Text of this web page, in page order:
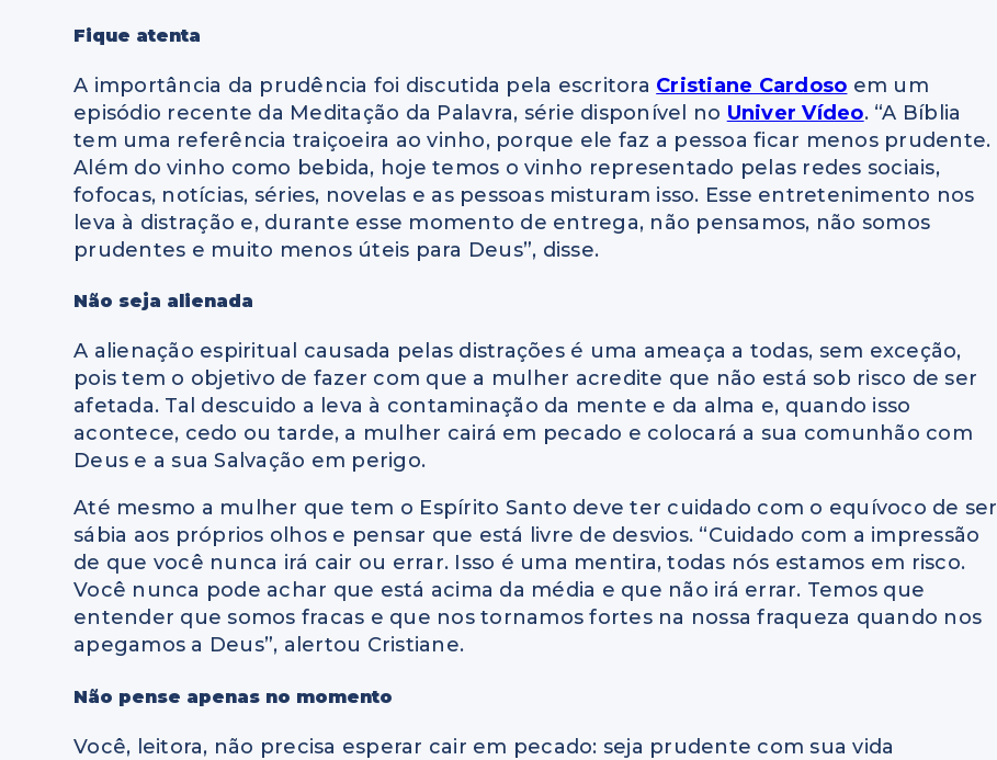
Fique atenta
A importância da prudência foi discutida pela escritora Cristiane Cardoso em um
episódio recente da Meditação da Palavra, série disponível no Univer Vídeo. “A Bíblia
tem uma referência traiçoeira ao vinho, porque ele faz a pessoa ficar menos prudente.
Além do vinho como bebida, hoje temos o vinho representado pelas redes sociais,
fofocas, notícias, séries, novelas e as pessoas misturam isso. Esse entretenimento nos
leva à distração e, durante esse momento de entrega, não pensamos, não somos
prudentes e muito menos úteis para Deus”, disse.
Não seja alienada
A alienação espiritual causada pelas distrações é uma ameaça a todas, sem exceção,
pois tem o objetivo de fazer com que a mulher acredite que não está sob risco de ser
afetada. Tal descuido a leva à contaminação da mente e da alma e, quando isso
acontece, cedo ou tarde, a mulher cairá em pecado e colocará a sua comunhão com
Deus e a sua Salvação em perigo.
Até mesmo a mulher que tem o Espírito Santo deve ter cuidado com o equívoco de ser
sábia aos próprios olhos e pensar que está livre de desvios. “Cuidado com a impressão
de que você nunca irá cair ou errar. Isso é uma mentira, todas nós estamos em risco.
Você nunca pode achar que está acima da média e que não irá errar. Temos que
entender que somos fracas e que nos tornamos fortes na nossa fraqueza quando nos
apegamos a Deus”, alertou Cristiane.
Não pense apenas no momento
Você, leitora, não precisa esperar cair em pecado: seja prudente com sua vida